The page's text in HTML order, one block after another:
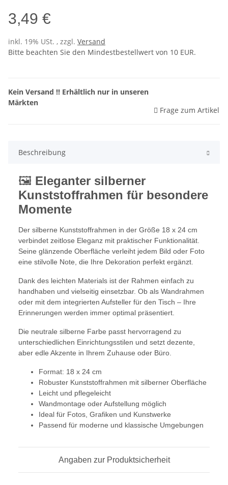
3,49 €
inkl. 19% USt. , zzgl. Versand
Bitte beachten Sie den Mindestbestellwert von 10 EUR.
Kein Versand !! Erhältlich nur in unseren
Märkten
Frage zum Artikel
Beschreibung
🖼️ Eleganter silberner
Kunststoffrahmen für besondere
Momente
Der silberne Kunststoffrahmen in der Größe 18 x 24 cm
verbindet zeitlose Eleganz mit praktischer Funktionalität.
Seine glänzende Oberfläche verleiht jedem Bild oder Foto
eine stilvolle Note, die Ihre Dekoration perfekt ergänzt.
Dank des leichten Materials ist der Rahmen einfach zu
handhaben und vielseitig einsetzbar. Ob als Wandrahmen
oder mit dem integrierten Aufsteller für den Tisch – Ihre
Erinnerungen werden immer optimal präsentiert.
Die neutrale silberne Farbe passt hervorragend zu
unterschiedlichen Einrichtungsstilen und setzt dezente,
aber edle Akzente in Ihrem Zuhause oder Büro.
Format: 18 x 24 cm
Robuster Kunststoffrahmen mit silberner Oberfläche
Leicht und pflegeleicht
Wandmontage oder Aufstellung möglich
Ideal für Fotos, Grafiken und Kunstwerke
Passend für moderne und klassische Umgebungen
Angaben zur Produktsicherheit